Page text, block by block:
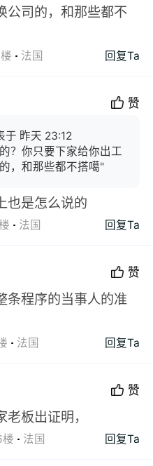
公司的，和那些都不
法国 回复Ta
赞
昨天 23:12
？你只要下家给你出工
，和那些都不搭噶"
也是怎么说的
法国 回复Ta
赞
条程序的当事人的准
法国 回复Ta
赞
板出证明，
楼 法国 回复Ta